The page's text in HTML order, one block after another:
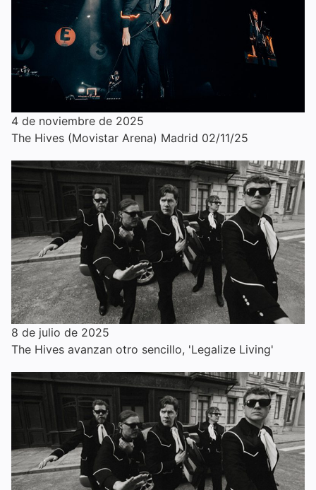
4 de noviembre de 2025
The Hives (Movistar Arena) Madrid 02/11/25
8 de julio de 2025
The Hives avanzan otro sencillo, 'Legalize Living'